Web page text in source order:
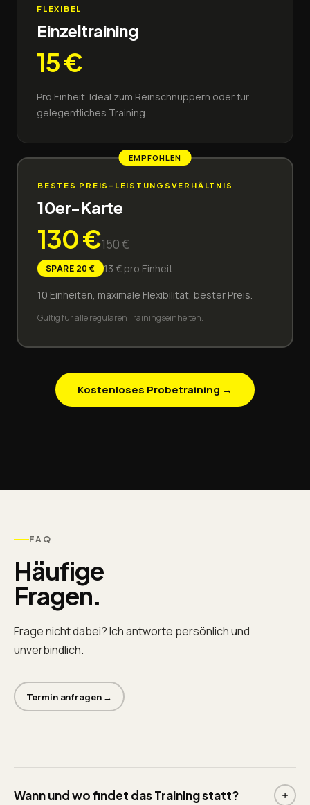
FLEXIBEL
Einzeltraining
15€
Pro Einheit. Ideal zum Reinschnuppern oder für
gelegentliches Training.
EMPFOHLEN
BESTES PREIS-LEISTUNGSVERHÄLTNIS
10er-Karte
130€150€
SPARE 20 € 13 € pro Einheit
10 Einheiten, maximale Flexibilität, bester Preis.
Gültig für alle regulären Trainingseinheiten.
Kostenloses Probetraining →
FAQ
Häufige
Fragen.
Frage nicht dabei? Ich antworte persönlich und
unverbindlich.
Termin anfragen →
Wann und wo findet das Training statt?